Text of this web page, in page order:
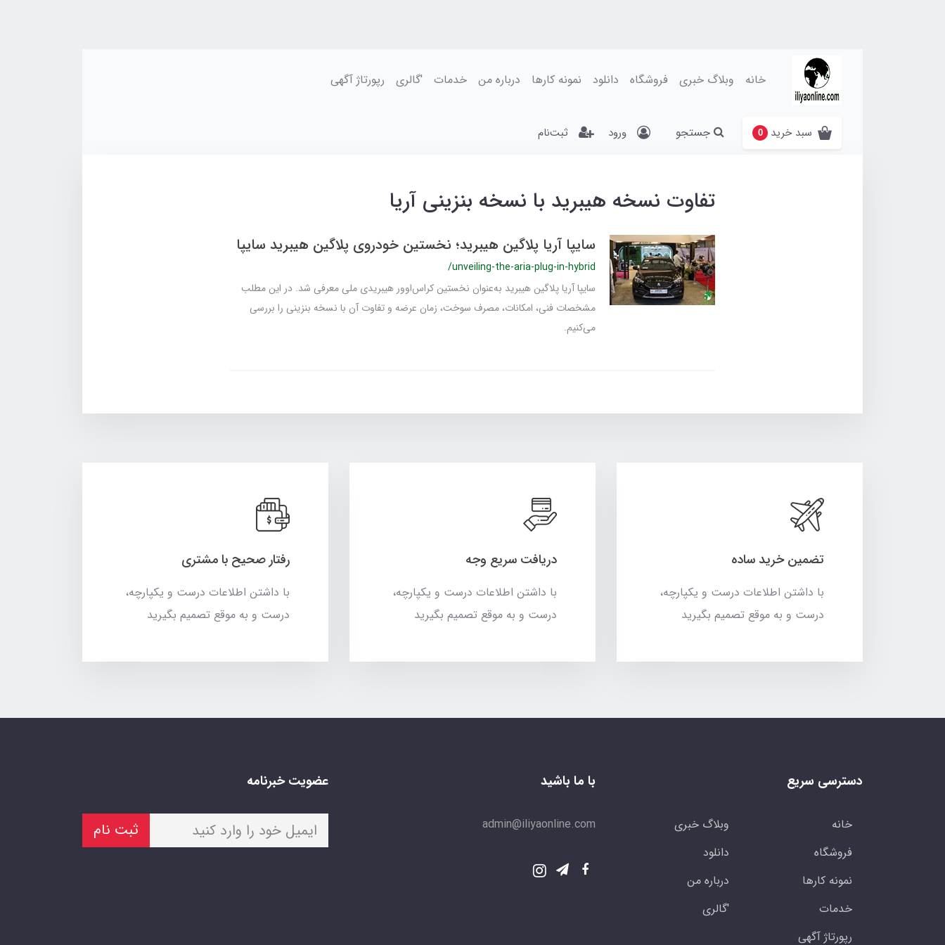
خانه وبلاگ خبری فروشگاه دانلود نمونه کارها درباره من خدمات 'گالری رپورتاژ آگهی
سبد خرید 0 جستجو ورود ثبت‌نام
تفاوت نسخه هیبرید با نسخه بنزینی آریا
سایپا آریا پلاگین هیبرید؛ نخستین خودروی پلاگین هیبرید سایپا
/unveiling-the-aria-plug-in-hybrid
سایپا آریا پلاگین هیبرید به‌عنوان نخستین کراس‌اوور هیبریدی ملی معرفی شد. در این مطلب
مشخصات فنی، امکانات، مصرف سوخت، زمان عرضه و تفاوت آن با نسخه بنزینی را بررسی
می‌کنیم.
تضمین خرید ساده
با داشتن اطلاعات درست و یکپارچه،
درست و به موقع تصمیم بگیرید
دریافت سریع وجه
با داشتن اطلاعات درست و یکپارچه،
درست و به موقع تصمیم بگیرید
رفتار صحیح با مشتری
با داشتن اطلاعات درست و یکپارچه،
درست و به موقع تصمیم بگیرید
دسترسی سریع
خانه
وبلاگ خبری
فروشگاه
دانلود
نمونه کارها
درباره من
خدمات
'گالری
رپورتاژ آگهی
با ما باشید
admin@iliyaonline.com
عضویت خبرنامه
ثبت نام